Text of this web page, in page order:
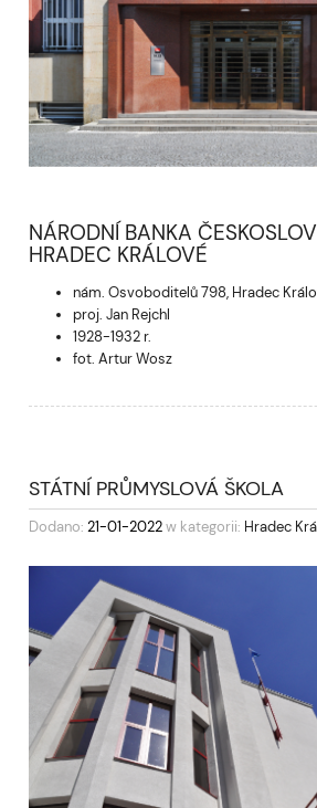
NÁRODNÍ BANKA
HRADEC KRÁLOVÉ
nám. Osvoboditelů 798, Hradec
proj. Jan Rejchl
1928-1932 r.
fot. Artur Wosz
STÁTNÍ PRŮMYSLOVÁ ŠKOLA
Dodano: 21-01-2022w kategorii: Hradec